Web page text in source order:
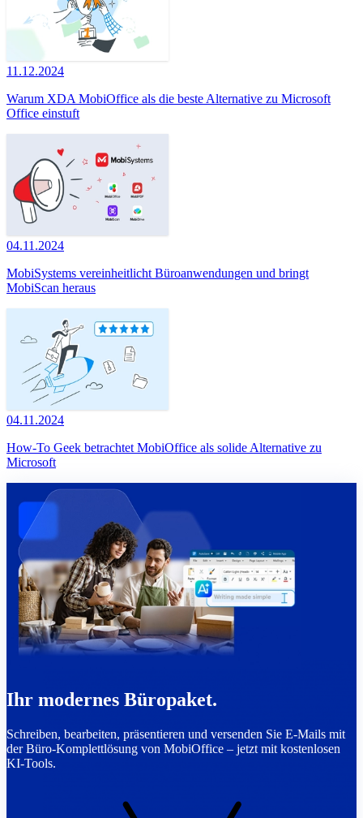
11.12.2024
Warum XDA MobiOffice als die beste Alternative zu Microsoft
Office einstuft
04.11.2024
MobiSystems vereinheitlicht Büroanwendungen und bringt
MobiScan heraus
04.11.2024
How-To Geek betrachtet MobiOffice als solide Alternative zu
Microsoft
Ihr modernes Büropaket.
Schreiben, bearbeiten, präsentieren und versenden Sie E-Mails mit
der Büro-Komplettlösung von MobiOffice – jetzt mit kostenlosen
KI-Tools.